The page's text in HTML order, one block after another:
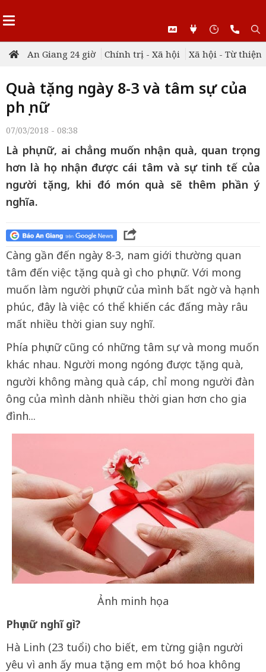
An Giang 24 giờ Chính trị - Xã hội Xã hội - Từ thiện
Quà tặng ngày 8-3 và tâm sự của
phụ nữ
07/03/2018 - 08:38
Là phụ nữ, ai chẳng muốn nhận quà, quan trọng
hơn là họ nhận được cái tâm và sự tinh tế của
người tặng, khi đó món quà sẽ thêm phần ý
nghĩa.
Càng gần đến ngày 8-3, nam giới thường quan
tâm đến việc tặng quà gì cho phụ nữ. Với mong
muốn làm người phụ nữ của mình bất ngờ và hạnh
phúc, đây là việc có thể khiến các đấng mày râu
mất nhiều thời gian suy nghĩ.
Phía phụ nữ cũng có những tâm sự và mong muốn
khác nhau. Người mong ngóng được tặng quà,
người không màng quà cáp, chỉ mong người đàn
ông của mình dành nhiều thời gian hơn cho gia
đình...
Ảnh minh họa
Phụ nữ nghĩ gì?
Hà Linh (23 tuổi) cho biết, em từng giận người
yêu vì anh ấy mua tặng em một bó hoa không